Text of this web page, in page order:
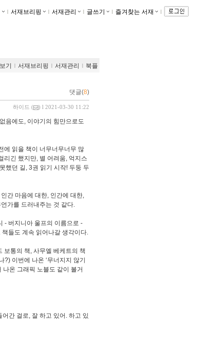
ｌ 서재브리핑 ｌ 서재관리 ｌ 글쓰기 ｌ 즐겨찾는 서재 ｌ
기 ｌ 서재브리핑 ｌ 서재관리 ｌ 북플
댓글(8)
하이드 ( ) l 2021-03-30 11:22
음에도, 이야기의 힘만으로도
에 읽을 책이 너무너무너무 많
리긴 했지만, 별 어려움, 억지스
했던 길, 3권 읽기 시작! 두둥 두
간 마음에 대한, 인간에 대한,
가를 드러내주는 것 같다.
- 버지니아 울프의 이름으로 -
책들도 계속 읽어나갈 생각이다.
보통의 책, 사무엘 베케트의 책
이번에 나온 ‘무너지지 않기
온 그래픽 노블도 같이 볼거
간 걸로, 잘 하고 있어. 하고 있